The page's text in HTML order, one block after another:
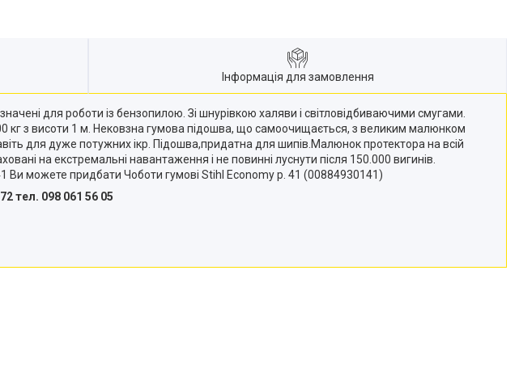
Інформація для замовлення
для роботи із бензопилою. Зі шнурівкою халяви і світловідбиваючими смугами.
кг з висоти 1 м. Нековзна гумова підошва, що самоочищається, з великим малюнком
для дуже потужних ікр. Підошва,придатна для шипів.Малюнок протектора на всій
на екстремальні навантаження і не повинні луснути після 150.000 вигинів.
Ви можете придбати Чоботи гумові Stihl Economy р. 41 (00884930141)
тел. 098 061 56 05